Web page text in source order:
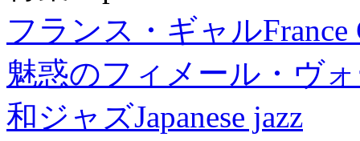
フランス・ギャルFrance
魅惑のフィメール・ヴ
和ジャズJapanese jazz